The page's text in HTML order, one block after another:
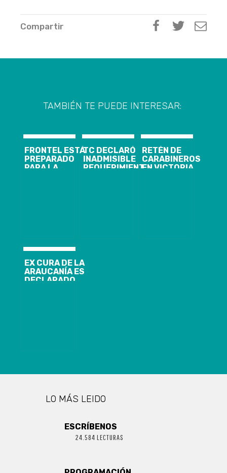
Compartir
TAMBIÉN TE PUEDE INTERESAR:
FRONTEL ESTÁ
PREPARADO
PARA LA
TC DECLARÓ
INADMISIBLE
REQUERIMIENTO
RETÉN DE
CARABINEROS
EN VICTORIA
EX CURA DE LA
ARAUCANÍA ES
DECLARADO
LO MÁS LEIDO
ESCRÍBENOS
24.584 LECTURAS